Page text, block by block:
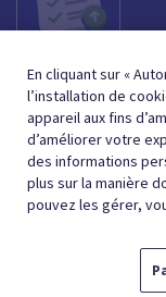
En cliquant sur «
l’installation de
appareil aux fins
d’améliorer votre
des informations
plus sur la manière
pouvez les gérer,